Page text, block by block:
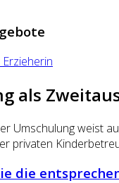
als
Umschulung weist
privaten
die